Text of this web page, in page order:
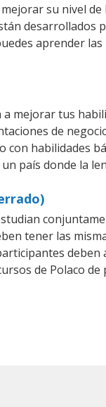
su nivel
desarrollados
aprender
mejorar tus
de
habilidades
país donde la
tener las
de Polaco